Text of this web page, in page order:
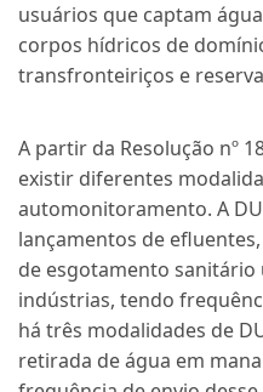
usuários que captam
corpos hídricos de
transfronteiriços e
A partir da Resolução nº
existir diferentes
automonitoramento. A
lançamentos de
de esgotamento sanitário
indústrias, tendo
há três modalidades de
retirada de água em